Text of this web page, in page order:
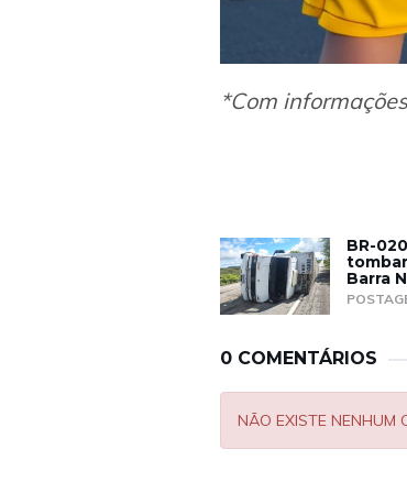
*Com
BR-
Barra
0 COMENTÁRIOS
NÃO EXISTE NENHUM